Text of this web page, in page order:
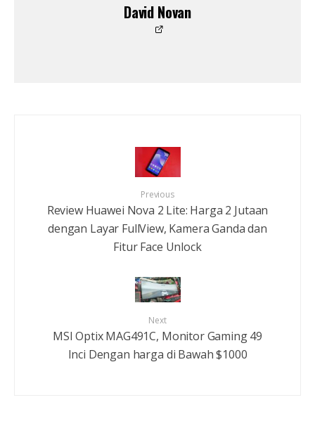
David Novan
Previous
Review Huawei Nova 2 Lite: Harga 2 Jutaan
dengan Layar FullView, Kamera Ganda dan
Fitur Face Unlock
Next
MSI Optix MAG491C, Monitor Gaming 49
Inci Dengan harga di Bawah $1000